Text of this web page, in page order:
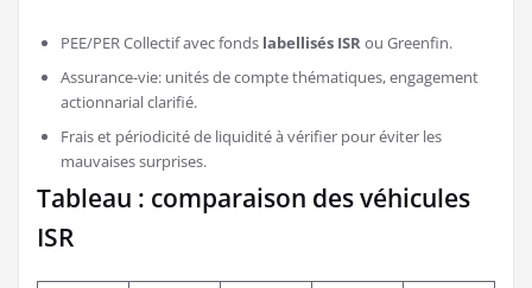
PEE/PER Collectif avec fonds labellisés ISRou Greenfin.
Assurance-vie: unités de compte thématiques, engagement
actionnarial clarifié.
Frais et périodicité de liquidité à vérifier pour éviter les
mauvaises surprises.
Tableau : comparaison des véhicules
ISR